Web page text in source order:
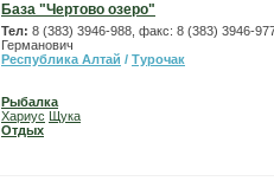
База "Чертово озеро"
Тел: 8 (383) 3946-988, факс: 8 (383) 3946-
Германович
Республика Алтай / Турочак
Рыбалка
Хариус Щука
Отдых